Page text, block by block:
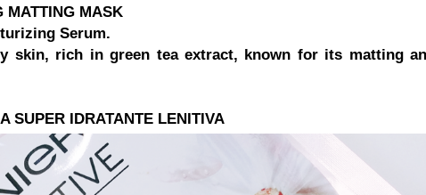
MATTING MASK
Serum.
skin, rich in green tea extract, known for its matting
SUPER IDRATANTE LENITIVA